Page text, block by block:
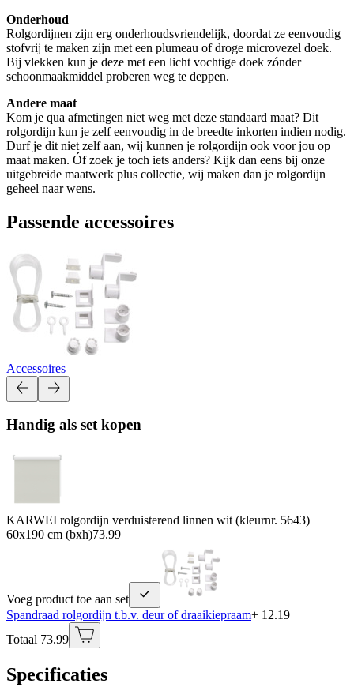
Onderhoud
Rolgordijnen zijn erg onderhoudsvriendelijk, doordat ze eenvoudig
stofvrij te maken zijn met een plumeau of droge microvezel doek.
Bij vlekken kun je deze met een licht vochtige doek zónder
schoonmaakmiddel proberen weg te deppen.
Andere maat
Kom je qua afmetingen niet weg met deze standaard maat? Dit
rolgordijn kun je zelf eenvoudig in de breedte inkorten indien nodig.
Durf je dit niet zelf aan, wij kunnen je rolgordijn ook voor jou op
maat maken. Óf zoek je toch iets anders? Kijk dan eens bij onze
uitgebreide maatwerk plus collectie, wij maken dan je rolgordijn
geheel naar wens.
Passende accessoires
Accessoires
Handig als set kopen
KARWEI rolgordijn verduisterend linnen wit (kleurnr. 5643)
60x190 cm (bxh)73.99
Voeg product toe aan set
Spandraad rolgordijn t.b.v. deur of draaikiepraam+ 12.19
Totaal 73.99
Specificaties